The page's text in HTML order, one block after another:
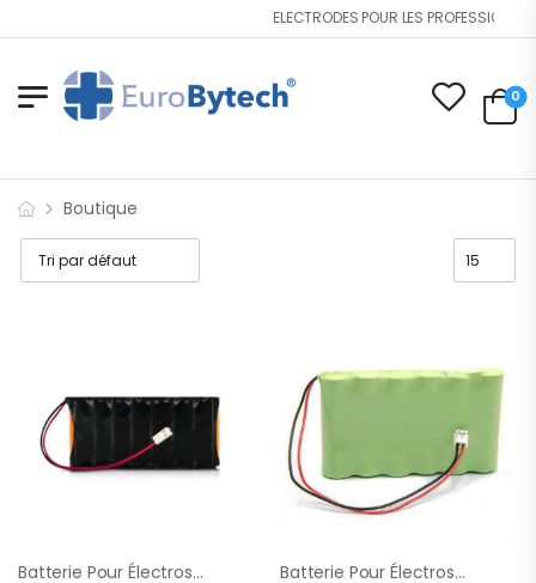
ELECTRODES POUR LES PROFESSIONNELS
0
Boutique
Batterie Pour Électrostimulateurs Batterie Pour Électrostimulateurs 6 Cellules